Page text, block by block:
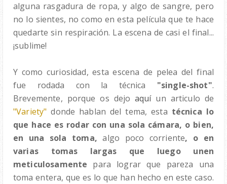
alguna rasgadura de ropa, y algo de sangre, pero
no lo sientes, no como en esta película que te hace
quedarte sin respiración. La escena de casi el final...
¡sublime!
Y como curiosidad, esta escena de pelea del final
fue rodada con la técnica "single-shot".
Brevemente, porque os dejo aquíun articulo de
"Variety" donde hablan del tema, esta técnica lo
que hace es rodar con una sola cámara, o bien,
en una sola toma,algo poco corriente, o en
varias tomas largas que luego unen
meticulosamente para lograr que pareza una
toma entera, que es lo que han hecho en este caso.